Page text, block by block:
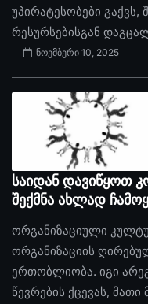
უპირატესობები
რესურსებისგან
ნოემბერი 10, 2025
საიდან დავიწყოთ
შექმნა ახლად
ორგანიზაციული
ორგანიზაციის
ერთობლიობა. იგი
წევრების ქცევას,